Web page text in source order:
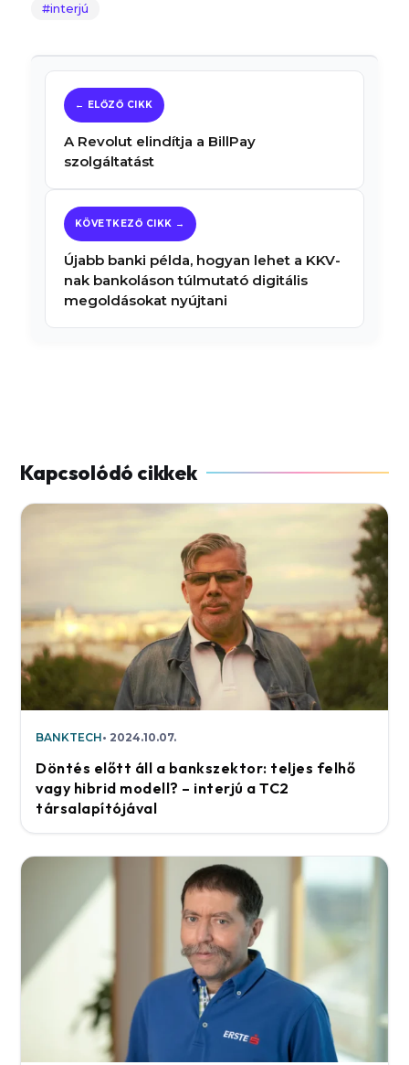
interjú
A Revolut elindítja a BillPay
szolgáltatást
Újabb banki példa, hogyan lehet a KKV-
nak bankoláson túlmutató digitális
megoldásokat nyújtani
BANKTECH 2024.10.07.
Döntés előtt áll a bankszektor: teljes felhő
vagy hibrid modell? – interjú a TC2
társalapítójával